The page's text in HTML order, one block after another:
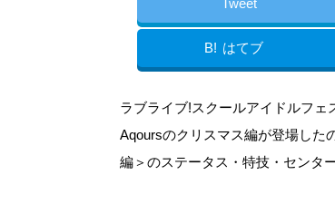
B! はてブ
ラブライブ!スクールアイドルフェ
Aqoursのクリスマス編が登場した
編＞のステータス・特技・センタ